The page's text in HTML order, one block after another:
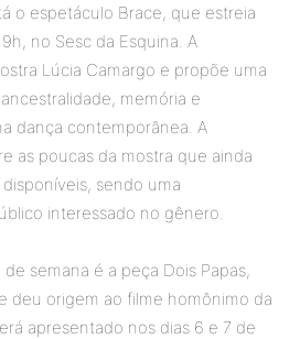
o espetáculo Brace, que estreia
no Sesc da Esquina. A
Lúcia Camargo e propõe uma
memória e
dança contemporânea. A
as poucas da mostra que ainda
sendo uma
interessado no gênero.
semana é a peça Dois Papas,
deu origem ao filme homônimo da
apresentado nos dias 6 e 7 de